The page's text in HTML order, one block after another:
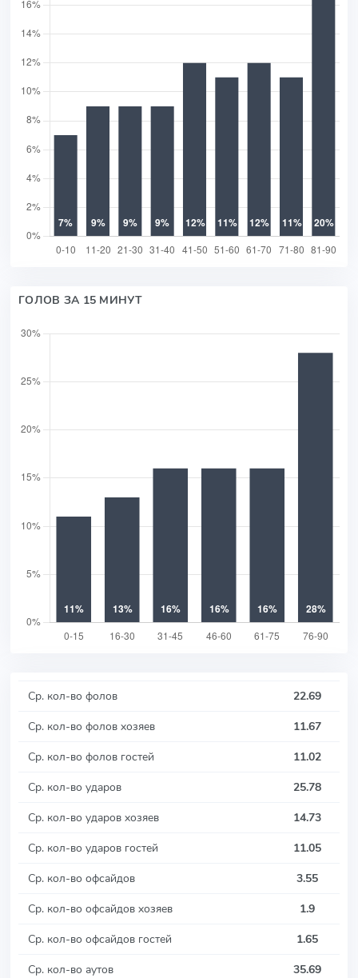
ГОЛОВ ЗА 15 МИНУТ
Ср. кол-во фолов
22.69
Ср. кол-во фолов хозяев
11.67
Ср. кол-во фолов гостей
11.02
Ср. кол-во ударов
25.78
Ср. кол-во ударов хозяев
14.73
Ср. кол-во ударов гостей
11.05
Ср. кол-во офсайдов
3.55
Ср. кол-во офсайдов хозяев
1.9
Ср. кол-во офсайдов гостей
1.65
Ср. кол-во аутов
35.69